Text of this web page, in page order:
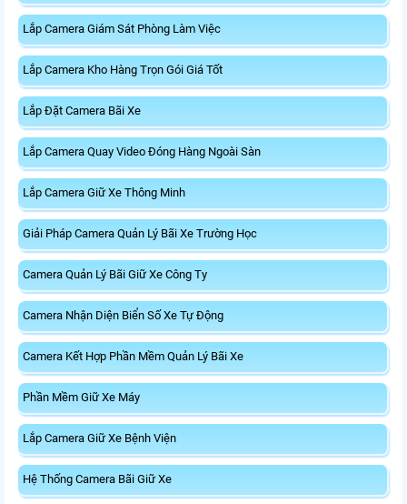
Lắp Camera Giám Sát Phòng Làm Việc
Lắp Camera Kho Hàng Trọn Gói Giá Tốt
Lắp Đặt Camera Bãi Xe
Lắp Camera Quay Video Đóng Hàng Ngoài Sàn
Lắp Camera Giữ Xe Thông Minh
Giải Pháp Camera Quản Lý Bãi Xe Trường Học
Camera Quản Lý Bãi Giữ Xe Công Ty
Camera Nhận Diện Biển Số Xe Tự Động
Camera Kết Hợp Phần Mềm Quản Lý Bãi Xe
Phần Mềm Giữ Xe Máy
Lắp Camera Giữ Xe Bệnh Viện
Hệ Thống Camera Bãi Giữ Xe